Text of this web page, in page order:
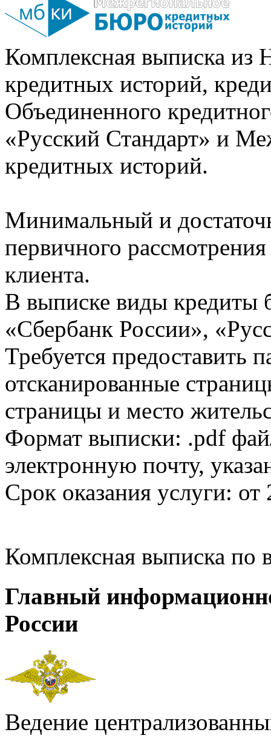
Комплексная выписка из
кредитных историй,
Объединенного
«Русский Стандарт» и
кредитных историй.
Минимальный и
первичного
клиента.
В выписке виды кредиты
«Сбербанк России»,
Требуется предоставить
отсканированные
страницы и место
Формат выписки: .pdf
электронную почту,
Срок оказания услуги: от
Комплексная выписка
Главный
России
Ведение